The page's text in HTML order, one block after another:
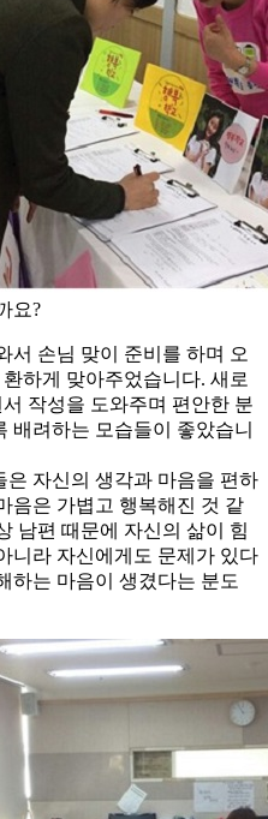
요?
서 손님 맞이 준비를 하며 오
하게 맞아주었습니다. 새로
작성을 도와주며 편안한 분
배려하는 모습들이 좋았습니
자신의 생각과 마음을 편하
음은 가볍고 행복해진 것 같
남편 때문에 자신의 삶이 힘
니라 자신에게도 문제가 있다
하는 마음이 생겼다는 분도